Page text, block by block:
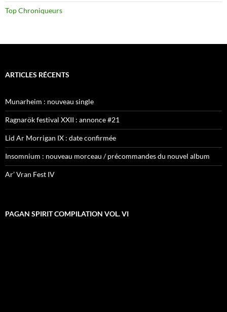
Top Chroniqueurs
ARTICLES RÉCENTS
Munarheim : nouveau single
Ragnarök festival XXII : annonce #21
Lid Ar Morrigan IX : date confirmée
Insomnium : nouveau morceau / précommandes du nouvel album
Ar’ Vran Fest IV
PAGAN SPIRIT COMPILATION VOL. VI